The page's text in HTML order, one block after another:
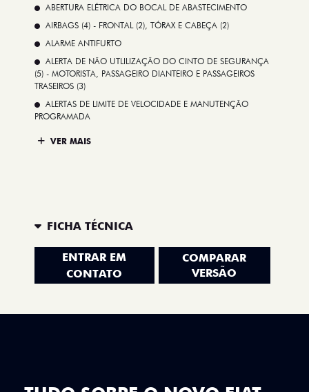
ABERTURA ELÉTRICA DO BOCAL DE ABASTECIMENTO
AIRBAGS (4) - FRONTAL (2), TÓRAX E CABEÇA (2)
ALARME ANTIFURTO
ALERTA DE NÃO UTLILIZAÇÃO DO CINTO DE SEGURANÇA
(5) - MOTORISTA, PASSAGEIRO DIANTEIRO E PASSAGEIROS
TRASEIROS (3)
ALERTAS DE LIMITE DE VELOCIDADE E MANUTENÇÃO
PROGRAMADA
VER MAIS
FICHA TÉCNICA
ENTRAR EM
CONTATO
COMPARAR
VERSÃO